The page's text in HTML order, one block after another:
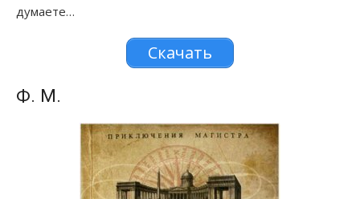
думаете…
Скачать
Ф. М.